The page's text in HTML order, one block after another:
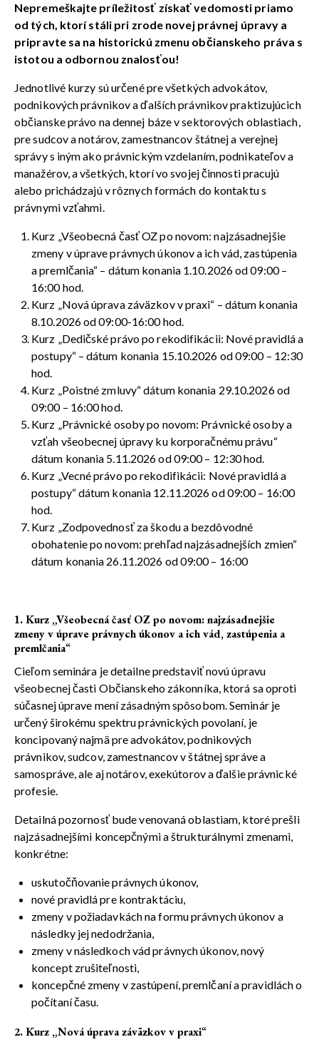
Nepremeškajte príležitosť získať vedomosti priamo
od tých, ktorí stáli pri zrode novej právnej úpravy a
pripravte sa na historickú zmenu občianskeho práva s
istotou a odbornou znalosťou!
Jednotlivé kurzy sú určené pre všetkých advokátov,
podnikových právnikov a ďalších právnikov praktizujúcich
občianske právo na dennej báze v sektorových oblastiach,
pre sudcov a notárov, zamestnancov štátnej a verejnej
správy s iným ako právnickým vzdelaním, podnikateľov a
manažérov, a všetkých, ktorí vo svojej činnosti pracujú
alebo prichádzajú v rôznych formách do kontaktu s
právnymi vzťahmi.
Kurz „Všeobecná časť OZ po novom: najzásadnejšie
zmeny v úprave právnych úkonov a ich vád, zastúpenia
a premlčania“ – dátum konania 1.10.2026 od 09:00 –
16:00 hod.
Kurz „Nová úprava záväzkov v praxi“ – dátum konania
8.10.2026 od 09:00-16:00 hod.
Kurz „Dedičské právo po rekodifikácii: Nové pravidlá a
postupy“ – dátum konania 15.10.2026 od 09:00 – 12:30
hod.
Kurz „Poistné zmluvy“ dátum konania 29.10.2026 od
09:00 – 16:00 hod.
Kurz „Právnické osoby po novom: Právnické osoby a
vzťah všeobecnej úpravy ku korporačnému právu“
dátum konania 5.11.2026 od 09:00 – 12:30 hod.
Kurz „Vecné právo po rekodifikácii: Nové pravidlá a
postupy“ dátum konania 12.11.2026 od 09:00 – 16:00
hod.
Kurz „Zodpovednosť za škodu a bezdôvodné
obohatenie po novom: prehľad najzásadnejších zmien“
dátum konania 26.11.2026 od 09:00 – 16:00
1. Kurz „Všeobecná časť OZ po novom: najzásadnejšie
zmeny v úprave právnych úkonov a ich vád, zastúpenia a
premlčania“
Cieľom seminára je detailne predstaviť novú úpravu
všeobecnej časti Občianskeho zákonníka, ktorá sa oproti
súčasnej úprave mení zásadným spôsobom. Seminár je
určený širokému spektru právnických povolaní, je
koncipovaný najmä pre advokátov, podnikových
právnikov, sudcov, zamestnancov v štátnej správe a
samospráve, ale aj notárov, exekútorov a ďalšie právnické
profesie.
Detailná pozornosť bude venovaná oblastiam, ktoré prešli
najzásadnejšími koncepčnými a štrukturálnymi zmenami,
konkrétne:
uskutočňovanie právnych úkonov,
nové pravidlá pre kontraktáciu,
zmeny v požiadavkách na formu právnych úkonov a
následky jej nedodržania,
zmeny v následkoch vád právnych úkonov, nový
koncept zrušiteľnosti,
koncepčné zmeny v zastúpení, premlčaní a pravidlách o
počítaní času.
2. Kurz „Nová úprava záväzkov v praxi“